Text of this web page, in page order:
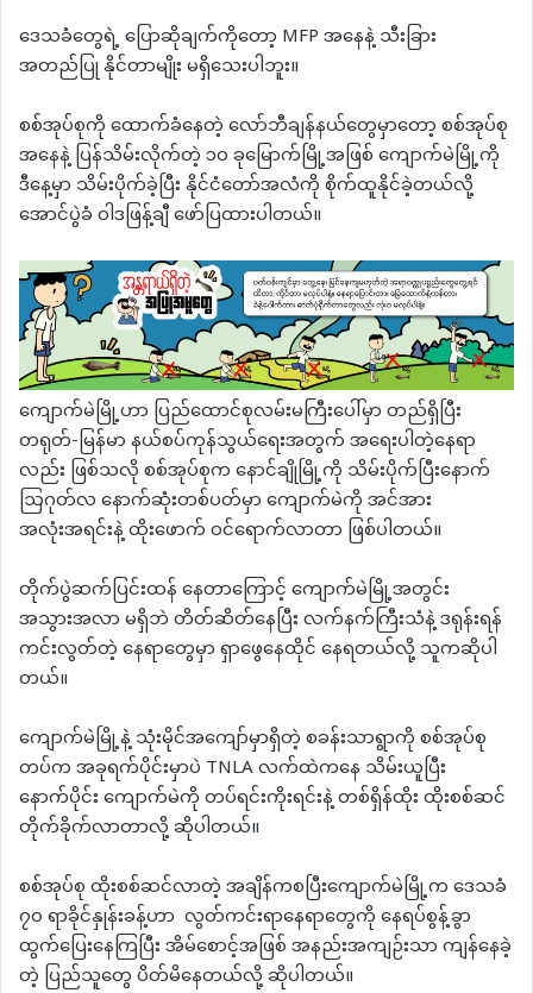
ဒေသခံတွေရဲ့ ပြောဆိုချက်ကိုတော့ MFP အနေနဲ့ သီးခြား
အတည်ပြု နိုင်တာမျိုး မရှိသေးပါဘူး။
စစ်အုပ်စုကို ထောက်ခံနေတဲ့ လော်ဘီချန်နယ်တွေမှာတော့ စစ်အုပ်စု
အနေနဲ့ ပြန်သိမ်းလိုက်တဲ့ ၁၀ ခုမြောက်မြို့အဖြစ် ကျောက်မဲမြို့ကို
ဒီနေ့မှာ သိမ်းပိုက်ခဲ့ပြီး နိုင်ငံတော်အလံကို စိုက်ထူနိုင်ခဲ့တယ်လို့
အောင်ပွဲခံ ဝါဒဖြန့်ချီ ဖော်ပြထားပါတယ်။
ကျောက်မဲမြို့ဟာ ပြည်ထောင်စုလမ်းမကြီးပေါ်မှာ တည်ရှိပြီး
တရုတ်-မြန်မာ နယ်စပ်ကုန်သွယ်ရေးအတွက် အရေးပါတဲ့နေရာ
လည်း ဖြစ်သလို စစ်အုပ်စုက နောင်ချိုမြို့ကို သိမ်းပိုက်ပြီးနောက်
ဩဂုတ်လ နောက်ဆုံးတစ်ပတ်မှာ ကျောက်မဲကို အင်အား
အလုံးအရင်းနဲ့ ထိုးဖောက် ဝင်ရောက်လာတာ ဖြစ်ပါတယ်။
တိုက်ပွဲဆက်ပြင်းထန် နေတာကြောင့် ကျောက်မဲမြို့အတွင်း
အသွားအလာ မရှိဘဲ တိတ်ဆိတ်နေပြီး လက်နက်ကြီးသံနဲ့ ဒရုန်းရန်
ကင်းလွတ်တဲ့ နေရာတွေမှာ ရှာဖွေနေထိုင် နေရတယ်လို့ သူကဆိုပါ
တယ်။
ကျောက်မဲမြို့နဲ့ သုံးမိုင်အကျော်မှာရှိတဲ့ စခန်းသာရွာကို စစ်အုပ်စု
တပ်က အခုရက်ပိုင်းမှာပဲ TNLA လက်ထဲကနေ သိမ်းယူပြီး
နောက်ပိုင်း ကျောက်မဲကို တပ်ရင်းကိုးရင်းနဲ့ တစ်ရှိန်ထိုး ထိုးစစ်ဆင်
တိုက်ခိုက်လာတာလို့ ဆိုပါတယ်။
စစ်အုပ်စု ထိုးစစ်ဆင်လာတဲ့ အချိန်ကစပြီးကျောက်မဲမြို့က ဒေသခံ
၇၀ ရာခိုင်နှုန်းခန့်ဟာ လွတ်ကင်းရာနေရာတွေကို နေရပ်စွန့်ခွာ
ထွက်ပြေးနေကြပြီး အိမ်စောင့်အဖြစ် အနည်းအကျဉ်းသာ ကျန်နေခဲ့
တဲ့ ပြည်သူတွေ ပိတ်မိနေတယ်လို့ ဆိုပါတယ်။